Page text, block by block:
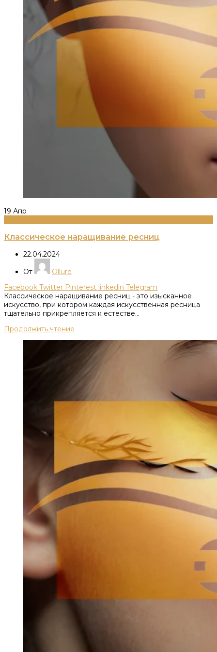
19 Апр
Классическое наращивание ресниц
22.04.2024
От
Ollure
Facebook Twitter Pinterest linkedin Telegram
Классическое наращивание ресниц - это изысканное
искусство, при котором каждая искусственная ресница
тщательно прикрепляется к естестве...
Продолжить чтение